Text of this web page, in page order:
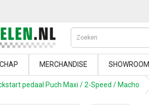
MERCHANDISE SHOWROOM
pedaal Puch Maxi / 2-Speed / Macho